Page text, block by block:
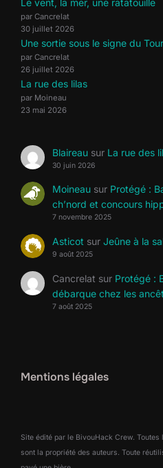
Le vent, la mer, une ratatouille
par Cancrelat
30 juillet 2026
Une sortie sous le signe du Tour
par Cancrelat
26 juillet 2026
La rue des lilas
par Moineau
23 mai 2026
Blaireausur La rue des
30 juin 2026
Moineausur Protégé :
ch’nord et concours
7 novembre 2025
Asticot sur Jeûne à la
9 août 2025
Cancrelat sur Protégé :
débarque chez les
7 août 2025
Mentions légales
Site édité par le BivouHack Crew.
sont la propriété des auteurs. Toute